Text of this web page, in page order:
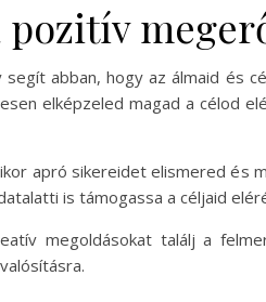
abban, hogy az álmaid és
elképzeled magad a célod
apró sikereidet elismered és
is támogassa a céljaid
megoldásokat találj a